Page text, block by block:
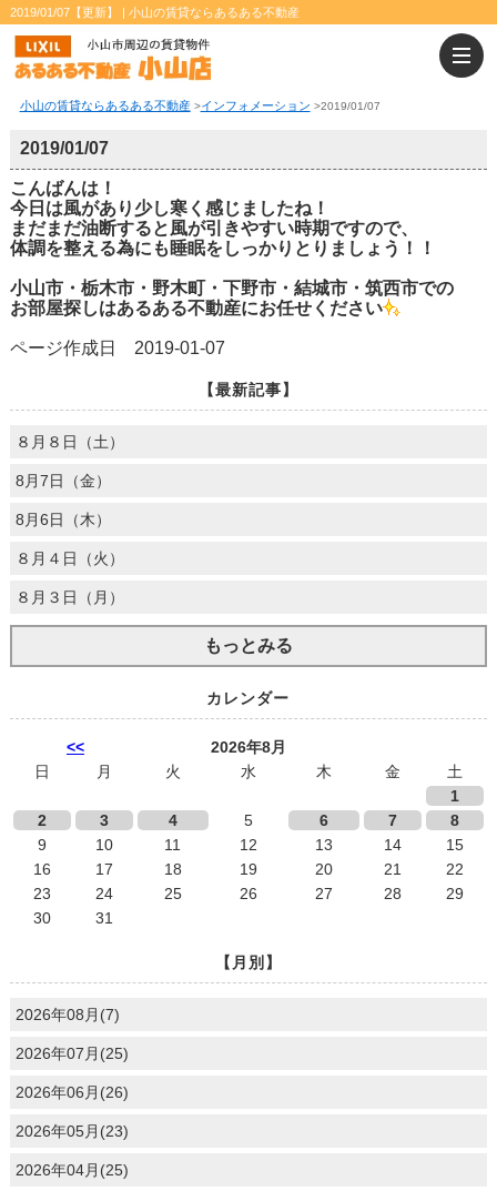
2019/01/07【更新】 | 小山の賃貸ならあるある不動産
小山の賃貸ならあるある不動産>インフォメーション >2019/01/07
2019/01/07
こんばんは！
今日は風があり少し寒く感じましたね！
まだまだ油断すると風が引きやすい時期ですので、
体調を整える為にも睡眠をしっかりとりましょう！！
小山市・栃木市・野木町・下野市・結城市・筑西市での
お部屋探しはあるある不動産にお任せください
ページ作成日 2019-01-07
【最新記事】
８月８日（土）
8月7日（金）
8月6日（木）
８月４日（火）
８月３日（月）
もっとみる
カレンダー
<<
2026年8月
日
月 火 水 木 金
土
1
2
3 4 5 6 7
8
9
10 11 12 13 14
15
16
17 18 19 20 21
22
23
24 25 26 27 28
29
30
31
【月別】
2026年08月(7)
2026年07月(25)
2026年06月(26)
2026年05月(23)
2026年04月(25)